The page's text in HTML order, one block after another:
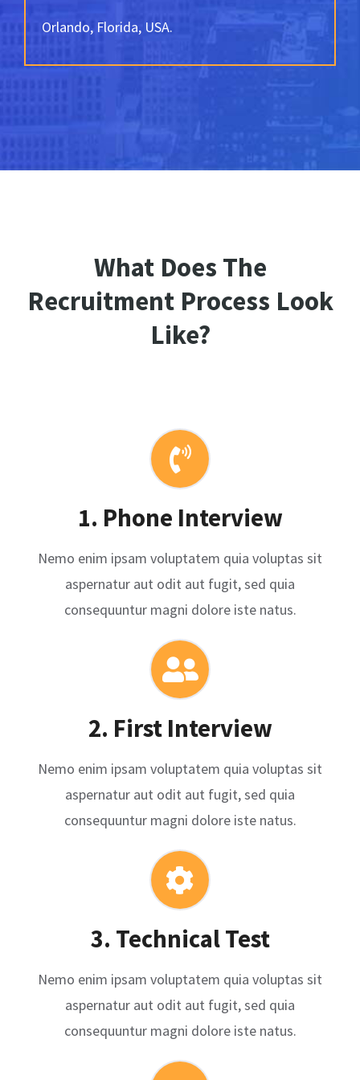
Orlando, Florida, USA.
What Does The
Recruitment Process Look
Like?
1. Phone Interview
Nemo enim ipsam voluptatem quia voluptas sit
aspernatur aut odit aut fugit, sed quia
consequuntur magni dolore iste natus.
2. First Interview
Nemo enim ipsam voluptatem quia voluptas sit
aspernatur aut odit aut fugit, sed quia
consequuntur magni dolore iste natus.
3. Technical Test
Nemo enim ipsam voluptatem quia voluptas sit
aspernatur aut odit aut fugit, sed quia
consequuntur magni dolore iste natus.